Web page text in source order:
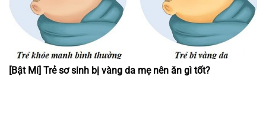
[Bật Mí] Trẻ sơ sinh bị vàng da mẹ nên ăn gì tốt?